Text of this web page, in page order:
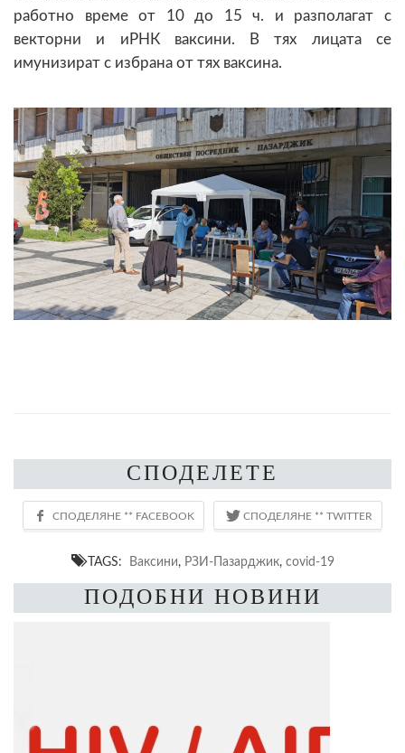
работно време от 10 до 15 ч. и разполагат с
векторни и иРНК ваксини. В тях лицата се
имунизират с избрана от тях ваксина.
СПОДЕЛЕТЕ
TAGS: Ваксини, РЗИ-Пазарджик, covid-19
ПОДОБНИ НОВИНИ